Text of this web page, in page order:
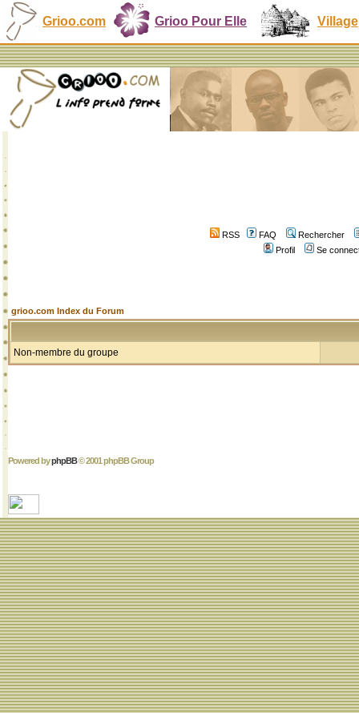
Grioo.com Grioo Pour Elle Village
RSS FAQ
Rechercher
Profil
Se
grioo.com Index du Forum
Non-membre du groupe
Powered byphpBB© 2001 phpBB Group